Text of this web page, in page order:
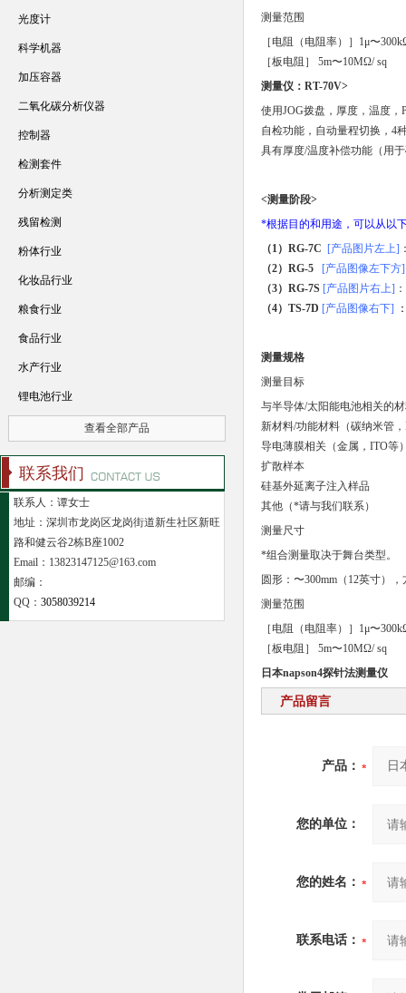
测量范围
［电阻（电阻率）］1μ〜
［板电阻］ 5m〜10MΩ/ sq
测量仪：RT-70V>
使用JOG拨盘，厚度，温度，
自检功能，自动量程切换，4
具有厚度/温度补偿功能（用
<测量阶段>
*根据目的和用途，可以从以
（1）RG-7C [产品图片左上]
（2）RG-5 [产品图像左下
（3）RG-7S [产品图片右上]
（4）TS-7D [产品图像右下]
测量规格
测量目标
与半导体/太阳能电池相关的
新材料/功能材料（碳纳米管
导电薄膜相关（金属，ITO等
扩散样本
硅基外延离子注入样品
其他（*请与我们联系）
测量尺寸
*组合测量取决于舞台类型。
圆形：〜300mm（12英寸）
测量范围
［电阻（电阻率）］1μ〜
［板电阻］ 5m〜10MΩ/ sq
日本napson4探针法测量仪
产品留言
产品：
您的单位：
您的姓名：
联系电话：
光度计
科学机器
加压容器
二氧化碳分析仪器
控制器
检测套件
分析测定类
残留检测
粉体行业
化妆品行业
粮食行业
食品行业
水产行业
锂电池行业
查看全部产品
联系我们
联系人：谭女士
地址：深圳市龙岗区龙岗街道新生社区新旺
路和健云谷2栋B座1002
Email：13823147125@163.com
邮编：
QQ： 3058039214